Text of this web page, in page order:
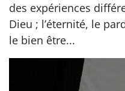
des expériences
Dieu ; l’éternité, le
le bien être...